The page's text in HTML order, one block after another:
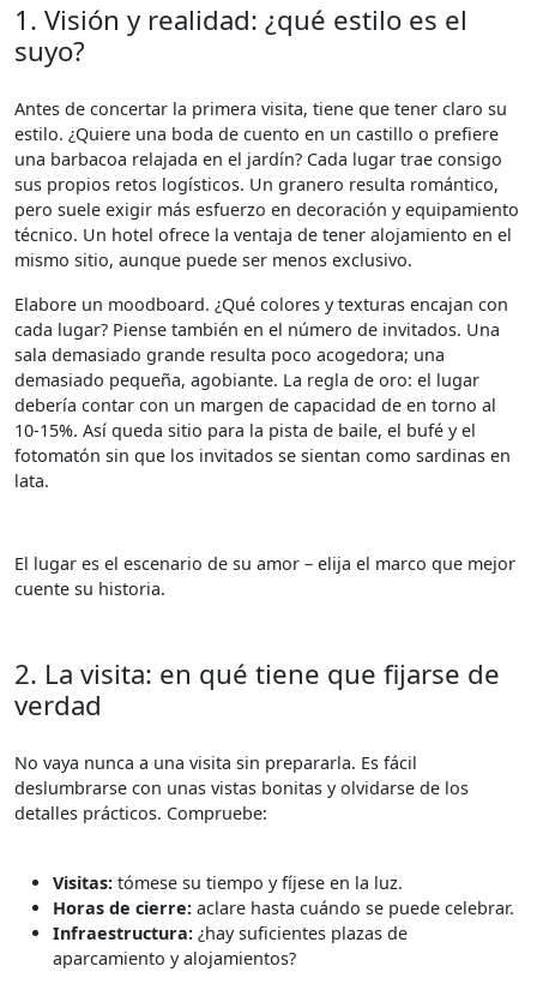
1. Visión y realidad: ¿qué estilo es el
suyo?
Antes de concertar la primera visita, tiene que tener claro su
estilo. ¿Quiere una boda de cuento en un castillo o prefiere
una barbacoa relajada en el jardín? Cada lugar trae consigo
sus propios retos logísticos. Un granero resulta romántico,
pero suele exigir más esfuerzo en decoración y equipamiento
técnico. Un hotel ofrece la ventaja de tener alojamiento en el
mismo sitio, aunque puede ser menos exclusivo.
Elabore un moodboard. ¿Qué colores y texturas encajan con
cada lugar? Piense también en el número de invitados. Una
sala demasiado grande resulta poco acogedora; una
demasiado pequeña, agobiante. La regla de oro: el lugar
debería contar con un margen de capacidad de en torno al
10-15%. Así queda sitio para la pista de baile, el bufé y el
fotomatón sin que los invitados se sientan como sardinas en
lata.
El lugar es el escenario de su amor – elija el marco que mejor
cuente su historia.
2. La visita: en qué tiene que fijarse de
verdad
No vaya nunca a una visita sin prepararla. Es fácil
deslumbrarse con unas vistas bonitas y olvidarse de los
detalles prácticos. Compruebe:
Visitas: tómese su tiempo y fíjese en la luz.
Horas de cierre: aclare hasta cuándo se puede celebrar.
Infraestructura: ¿hay suficientes plazas de
aparcamiento y alojamientos?